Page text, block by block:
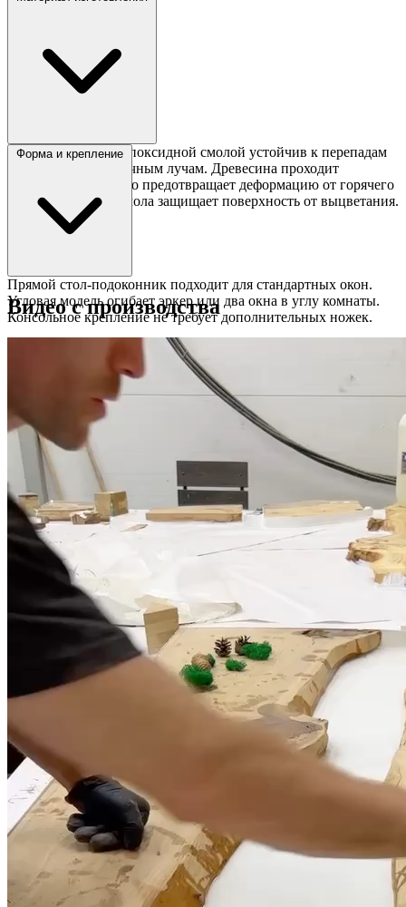
Слэб из массива с эпоксидной смолой устойчив к перепадам
температур и солнечным лучам. Древесина проходит
камерную сушку, что предотвращает деформацию от горячего
воздуха батарей. Смола защищает поверхность от выцветания.
Форма и крепление
Прямой стол-подоконник подходит для стандартных окон.
Угловая модель огибает эркер или два окна в углу комнаты.
Консольное крепление не требует дополнительных ножек.
Видео с производства